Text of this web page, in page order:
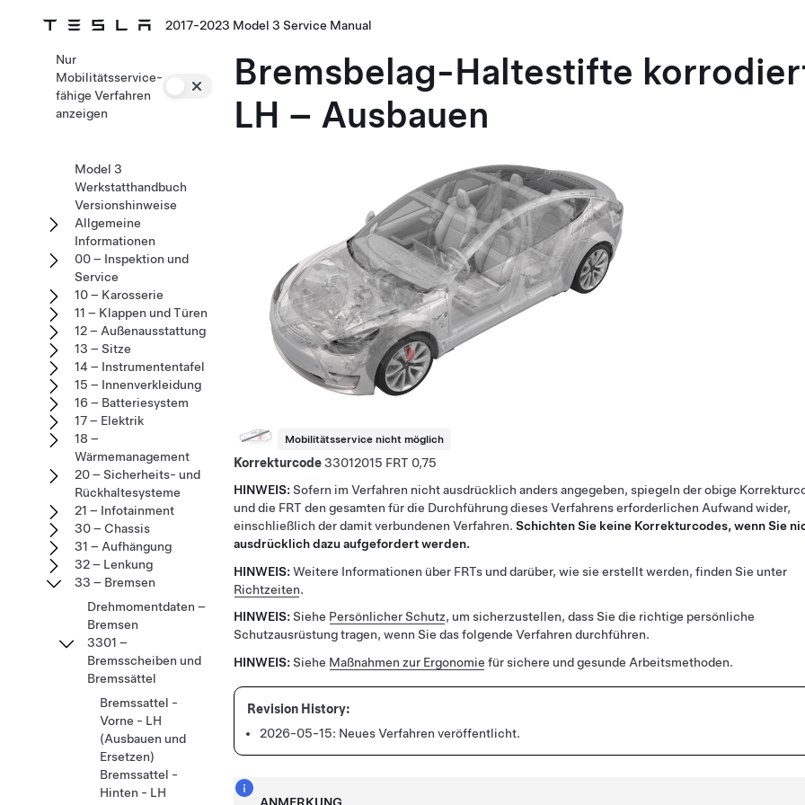
2017-2023 Model 3 Service Manual
Bremsbelag-Haltestifte
LH – Ausbauen
Mobilitätsservice nicht möglich
Korrekturcode33012015
0,75
HINWEIS: Sofern im Verfahren nicht ausdrücklich anders angegeben, spiegeln der obige
und die FRT den gesamten für die Durchführung dieses Verfahrens erforderlichen Aufwand wider,
einschließlich der damit verbundenen Verfahren. Schichten Sie keine Korrekturcodes, wenn Sie
ausdrücklich dazu aufgefordert werden.
HINWEIS: Weitere Informationen über FRTs und darüber, wie sie erstellt werden, finden Sie unter
Richtzeiten.
HINWEIS: Siehe Persönlicher Schutz, um sicherzustellen, dass Sie die richtige persönliche
Schutzausrüstung tragen, wenn Sie das folgende Verfahren durchführen.
HINWEIS: Siehe Maßnahmen zur Ergonomie für sichere und gesunde Arbeitsmethoden.
2026-05-15: Neues Verfahren veröffentlicht.
Nur
Mobilitätsservice-
fähige Verfahren
anzeigen
Model 3
Werkstatthandbuch
Versionshinweise
Allgemeine
Informationen
00 – Inspektion und
Service
10 – Karosserie
11 – Klappen und Türen
12 – Außenausstattung
13 – Sitze
14 – Instrumententafel
15 – Innenverkleidung
16 – Batteriesystem
17 – Elektrik
18 –
Wärmemanagement
20 – Sicherheits- und
Rückhaltesysteme
21 – Infotainment
30 – Chassis
31 – Aufhängung
32 – Lenkung
33 – Bremsen
Drehmomentdaten –
Bremsen
3301 –
Bremsscheiben und
Bremssättel
Bremssattel -
Vorne - LH
(Ausbauen und
Ersetzen)
Bremssattel -
Hinten - LH